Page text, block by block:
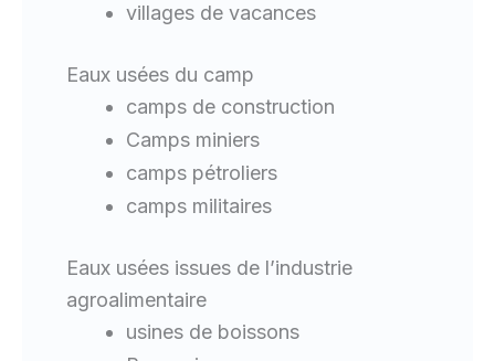
villages de vacances
Eaux usées du camp
camps de construction
Camps miniers
camps pétroliers
camps militaires
Eaux usées issues de l’industrie
agroalimentaire
usines de boissons